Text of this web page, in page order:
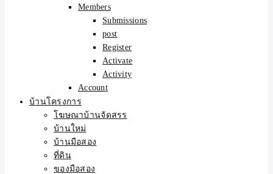
100% ✨Members
Submissions
post
Register
Activate
Activity
Account
บ้านโครงการ
โฆษณาบ้านจัดสรร
บ้านใหม่
บ้านมือสอง
ที่ดิน
ของมือสอง